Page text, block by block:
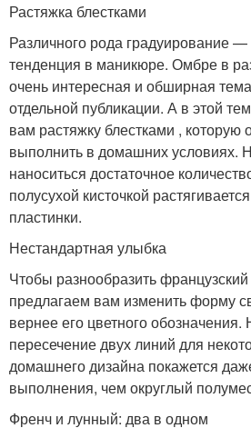
Растяжка блестками
Различного рода градуирование
тенденция в маникюре. Омбре в
очень интересная и обширная
отдельной публикации. А в этой
вам растяжку блестками , которую
выполнить в домашних условиях.
наноситься достаточное
полусухой кисточкой
пластинки.
Нестандартная улыбка
Чтобы разнообразить
предлагаем вам изменить форму
вернее его цветного
пересечение двух линий для
домашнего дизайна покажется
выполнения, чем округлый
Френч и лунный: два в одном